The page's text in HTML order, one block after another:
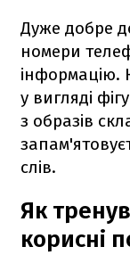
Дуже добре
номери
інформацію.
у вигляді
з образів
слів.
Як
корисні